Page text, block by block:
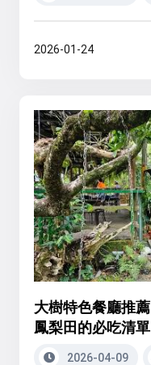
2026-01-24
大樹特色餐廳推
鳳梨田的必吃清單
2026-04-09